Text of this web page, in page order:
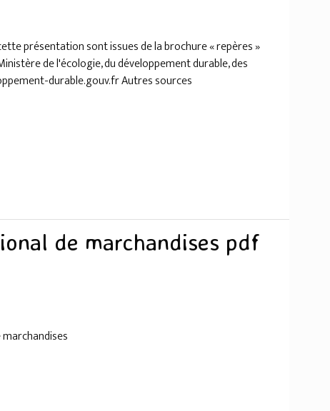
présentation sont issues de la brochure « repères »
de l'écologie, du développement durable, des
durable.gouv.fr Autres sources
de marchandises pdf